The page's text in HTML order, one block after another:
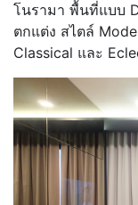
โนรามา พื้นที่แบบ
ตกแต่ง สไตล์
Classical และ